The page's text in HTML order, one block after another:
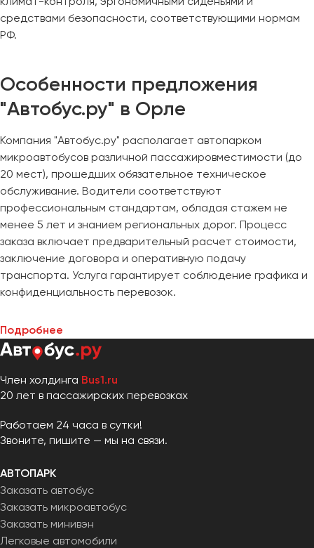
средствами безопасности, соответствующими нормам
РФ.
Особенности предложения
"Автобус.ру" в Орле
Компания "Автобус.ру" располагает автопарком
микроавтобусов различной пассажировместимости (до
20 мест), прошедших обязательное техническое
обслуживание. Водители соответствуют
профессиональным стандартам, обладая стажем не
менее 5 лет и знанием региональных дорог. Процесс
заказа включает предварительный расчет стоимости,
заключение договора и оперативную подачу
транспорта. Услуга гарантирует соблюдение графика и
конфиденциальность перевозок.
Подробнее
Член холдинга Bus1.ru
20 лет в пассажирских перевозках
Работаем 24 часа в сутки!
Звоните, пишите — мы на связи.
АВТОПАРК
Заказать автобус
Заказать микроавтобус
Заказать минивэн
Легковые автомобили